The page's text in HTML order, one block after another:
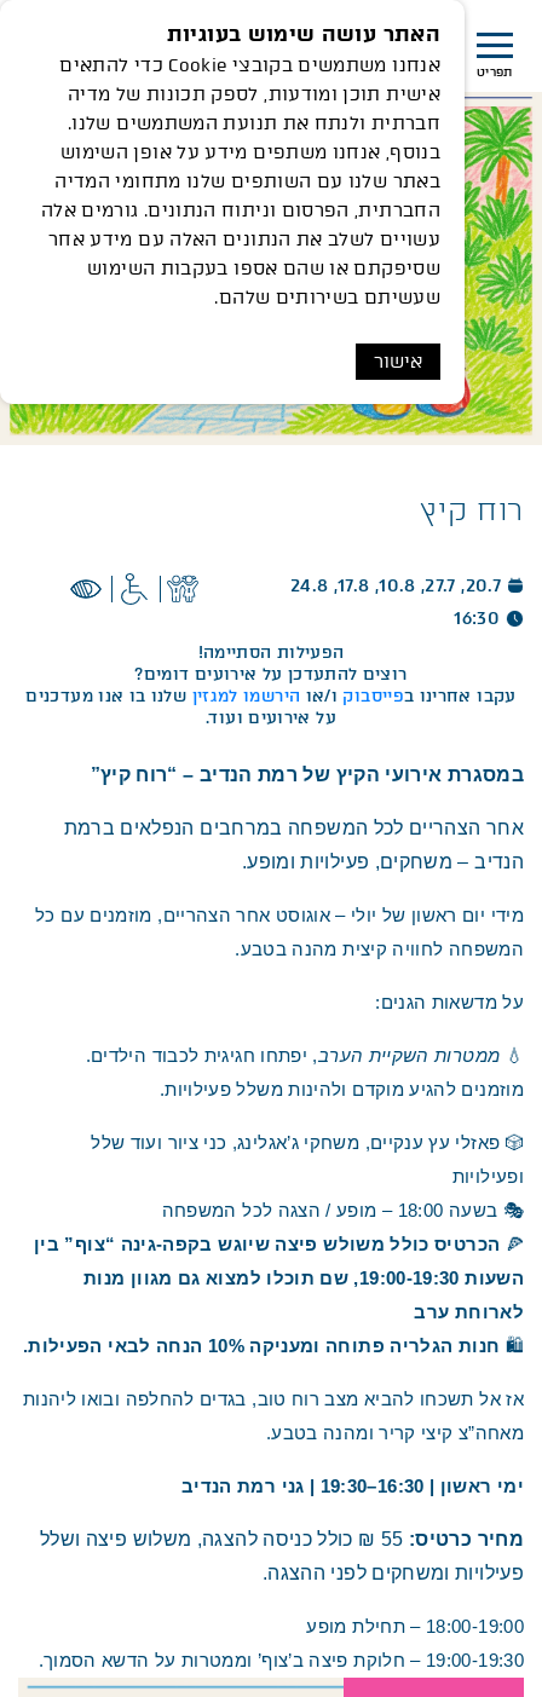
תפריט
רוח קיץ
20.7, 27.7, 10.8, 17.8, 24.8
16:30
הפעילות הסתיימה!
רוצים להתעדכן על אירועים דומים?
עקבו אחרינו בפייסבוק ו/או הירשמו למגזין שלנו בו אנו מעדכנים
על אירועים ועוד.
במסגרת אירועי הקיץ של רמת הנדיב – “רוח קיץ”
אחר הצהריים לכל המשפחה במרחבים הנפלאים ברמת
הנדיב – משחקים, פעילויות ומופע.
מידי יום ראשון של יולי – אוגוסט אחר הצהריים, מוזמנים עם כל
המשפחה לחוויה קיצית מהנה בטבע.
על מדשאות הגנים:
💧 ממטרות השקיית הערב, יפתחו חגיגית לכבוד הילדים.
מוזמנים להגיע מוקדם ולהינות משלל פעילויות.
🎲 פאזלי עץ ענקיים, משחקי ג’אגלינג, כני ציור ועוד שלל
ופעילויות
🎭 בשעה 18:00 – מופע / הצגה לכל המשפחה
🍕 הכרטיס כולל משולש פיצה שיוגש בקפה-גינה “צוף” בין
השעות 19:00-19:30, שם תוכלו למצוא גם מגוון מנות
לארוחת ערב
🛍️ חנות הגלריה פתוחה ומעניקה 10% הנחה לבאי הפעילות.
אז אל תשכחו להביא מצב רוח טוב, בגדים להחלפה ובואו ליהנות
מאחה”צ קיצי קריר ומהנה בטבע.
ימי ראשון | 16:30–19:30 | גני רמת הנדיב
מחיר כרטיס:
55 ₪ כולל כניסה להצגה, משלוש פיצה ושלל
פעילויות ומשחקים לפני ההצגה.
18:00-19:00 – תחילת מופע
19:00-19:30 – חלוקת פיצה ב’צוף’ וממטרות על הדשא הסמוך.
האתר עושה שימוש בעוגיות
אנחנו משתמשים בקובצי Cookie כדי להתאים
אישית תוכן ומודעות, לספק תכונות של מדיה
חברתית ולנתח את תנועת המשתמשים שלנו.
בנוסף, אנחנו משתפים מידע על אופן השימוש
באתר שלנו עם השותפים שלנו מתחומי המדיה
החברתית, הפרסום וניתוח הנתונים. גורמים אלה
עשויים לשלב את הנתונים האלה עם מידע אחר
שסיפקתם או שהם אספו בעקבות השימוש
שעשיתם בשירותים שלהם.
אישור